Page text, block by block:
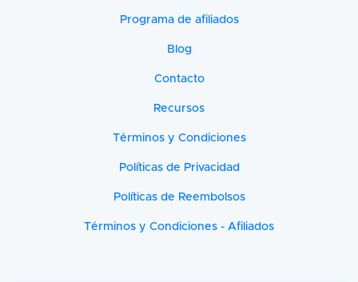
Programa de afiliados
Blog
Contacto
Recursos
Términos y Condiciones
Políticas de Privacidad
Políticas de Reembolsos
Términos y Condiciones - Afiliados